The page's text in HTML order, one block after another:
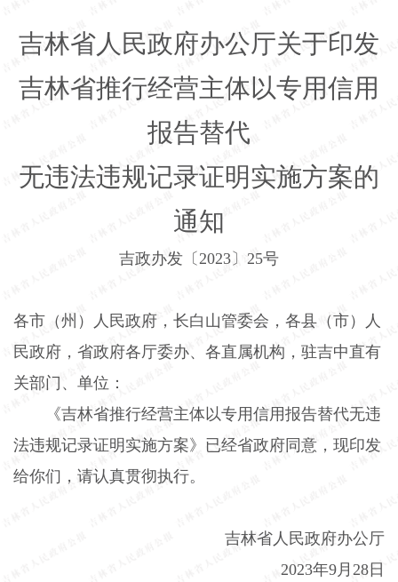
吉林省人民政府办公厅关于印发
吉林省推行经营主体以专用信用
报告替代
无违法违规记录证明实施方案的
通知
吉政办发〔2023〕 25号
各市（州）人民政府，长白山管委会，各县（市）人
民政府，省政府各厅委办、各直属机构，驻吉中直有
关部门、单位：
《吉林省推行经营主体以专用信用报告替代无违
法违规记录证明实施方案》已经省政府同意，现印发
给你们，请认真贯彻执行。
吉林省人民政府办公厅
2023年9 月 28日